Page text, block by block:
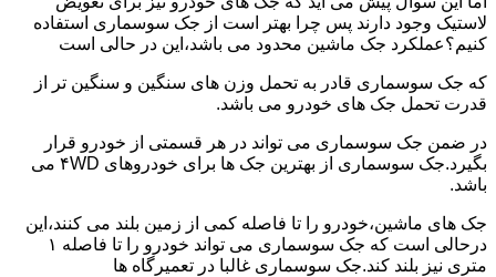
لاستیک وجود دارند پس چرا بهتر است از جک سوسماری استفاده
کنیم؟عملکرد جک ماشین محدود می باشد،این در حالی است
که جک سوسماری قادر به تحمل وزن های سنگین و سنگین تر از
قدرت تحمل جک های خودرو می باشد.
در ضمن جک سوسماری می تواند در هر قسمتی از خودرو قرار
بگیرد.جک سوسماری از بهترین جک ها برای خودروهای ۴WD می
باشد.
جک های ماشین،خودرو را تا فاصله کمی از زمین بلند می کنند،این
درحالی است که جک سوسماری می تواند خودرو را تا فاصله ۱
متری نیز بلند کند.جک سوسماری غالبا در تعمیرگاه ها